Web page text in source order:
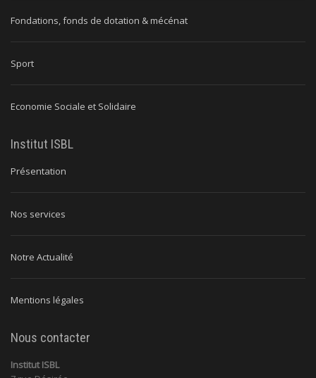
Fondations, fonds de dotation & mécénat
Sport
Economie Sociale et Solidaire
Institut ISBL
Présentation
Nos services
Notre Actualité
Mentions légales
Nous contacter
Institut ISBL